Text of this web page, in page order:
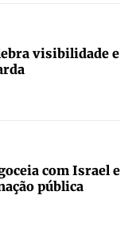
visibilidade e
com Israel e
pública